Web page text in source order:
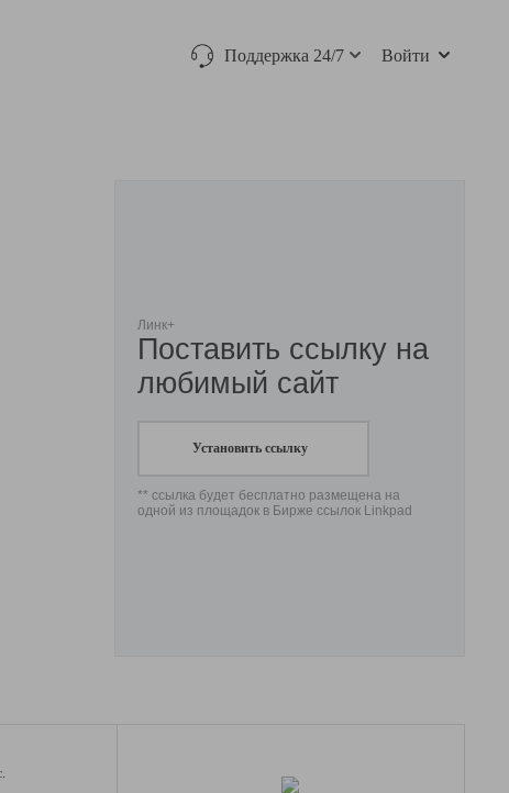
Поддержка 24/7 Войти
Линк+
Поставить ссылку на
любимый сайт
Установить ссылку
** ссылка будет бесплатно размещена на
одной из площадок в Бирже ссылок Linkpad